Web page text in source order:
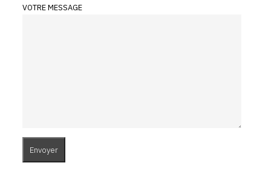
VOTRE MESSAGE